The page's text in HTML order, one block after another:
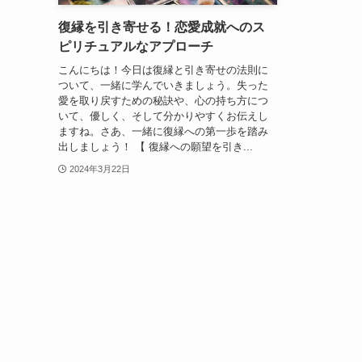
復縁を引き寄せる！恋愛成就へのス
ピリチュアルなアプローチ
こんにちは！今日は復縁と引き寄せの法則に
ついて、一緒に学んでいきましょう。失った
愛を取り戻すための秘訣や、心の持ち方につ
いて、優しく、そして分かりやすくお伝えし
ますね。さあ、一緒に復縁への第一歩を踏み
出しましょう！ 【 復縁への願望を引き...
2024年3月22日